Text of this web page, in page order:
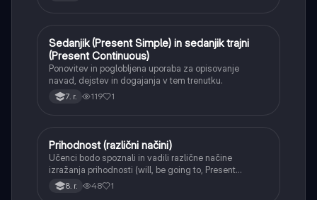
Angleščina
Sedanjik (Present Simple) in sedanjik trajni
(Present Continuous)
Ponovitev in poglobljena uporaba za opisovanje
navad, dejstev in dogajanja v tem trenutku.
7. r. 119 1
Angleščina
Prihodnost (različni načini)
Učenci bodo spoznali in vadili različne načine
izražanja prihodnosti (will, be going to, Present
Continuous) ter se naučili, kdaj uporabiti posamezno
obliko.
8. r. 48 1